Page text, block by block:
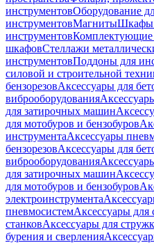
инструментовОборудование
инструментовМагнитыШкафы
инструментовКомплектующие
шкафовСтеллажи
инструментовПоддоны для
силовой и строительной
бензорезовАксессуары для
виброоборудования
для затирочных машин
для мотобуров и бензобуров
инструментаАксессуары
бензорезовАксессуары для
виброоборудования
для затирочных машин
для мотобуров и бензобуров
электроинструмента
пневмосистемАксессуары для
станковАксессуары для
бурения и сверления